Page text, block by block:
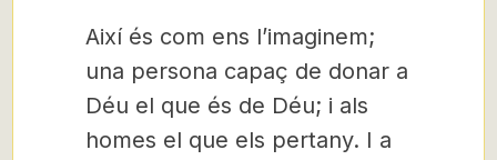
Així és com ens l’imaginem;
una persona capaç de donar a
Déu el que és de Déu; i als
homes el que els pertany. I a